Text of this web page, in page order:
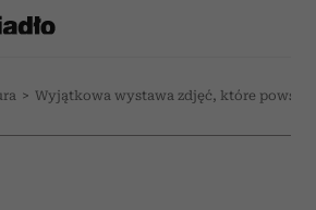
> Wyjątkowa wystawa zdjęć, które